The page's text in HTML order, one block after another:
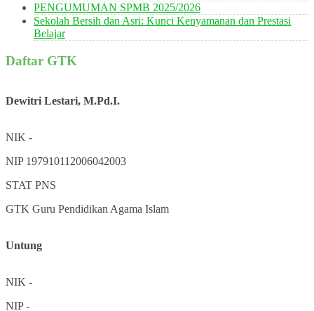
PENGUMUMAN SPMB 2025/2026
Sekolah Bersih dan Asri: Kunci Kenyamanan dan Prestasi
Belajar
Daftar GTK
Dewitri Lestari, M.Pd.I.
NIK -
NIP 197910112006042003
STAT PNS
GTK Guru Pendidikan Agama Islam
Untung
NIK -
NIP-